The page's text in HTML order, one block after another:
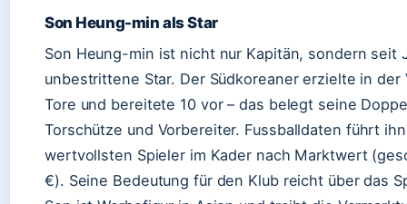
Son Heung-min als Star
Son Heung-min ist nicht nur Kapitän, sondern seit
unbestrittene Star. Der Südkoreaner erzielte in der
Tore und bereitete 10 vor – das belegt seine
Torschütze und Vorbereiter. Fussballdaten führt
wertvollsten Spieler im Kader nach Marktwert
€). Seine Bedeutung für den Klub reicht über das